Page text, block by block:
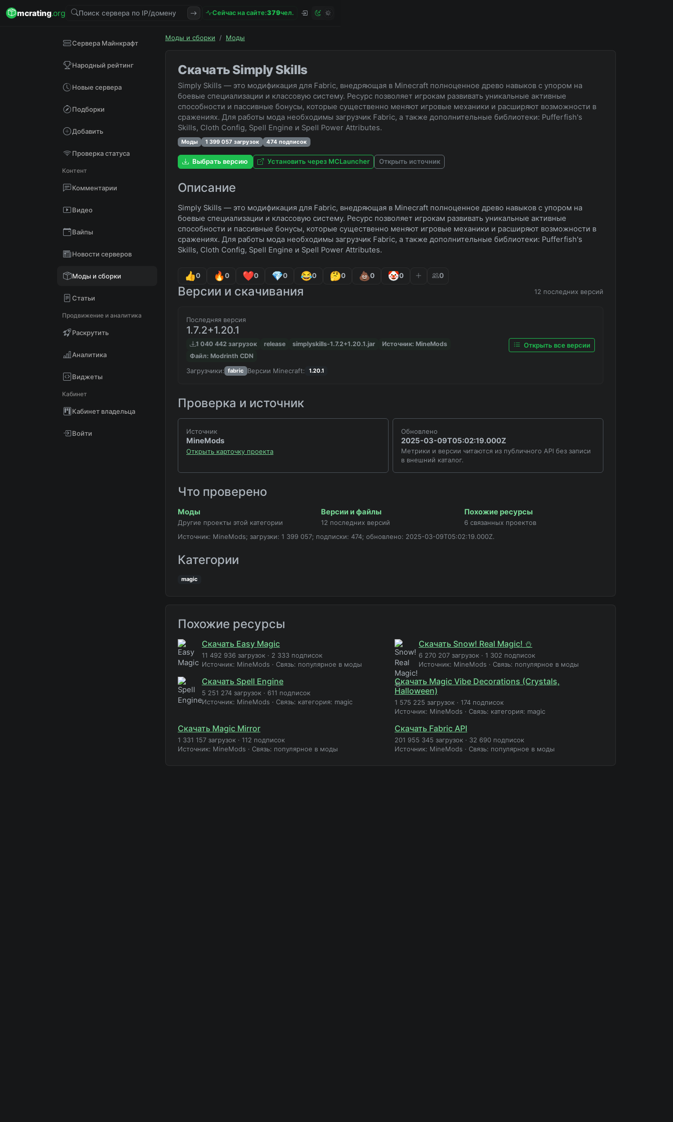
mcrating.org Сейчас на сайте:379чел.
Сервера Майнкрафт
Народный рейтинг
Новые сервера
Подборки
Добавить
Проверка статуса
Контент
Комментарии
Видео
Вайпы
Новости серверов
Моды и сборки
Статьи
Продвижение и аналитика
Раскрутить
Аналитика
Виджеты
Кабинет
Кабинет владельца
Войти
Моды и сборки / Моды
Скачать Simply Skills
Simply Skills — это модификация для Fabric, внедряющая в Minecraft полноценное древо навыков с упором на
боевые специализации и классовую систему. Ресурс позволяет игрокам развивать уникальные активные
способности и пассивные бонусы, которые существенно меняют игровые механики и расширяют возможности в
сражениях. Для работы мода необходимы загрузчик Fabric, а также дополнительные библиотеки: Pufferfish's
Skills, Cloth Config, Spell Engine и Spell Power Attributes.
Моды 1 399 057 загрузок 474 подписок
Выбрать версию Установить через MCLauncher Открыть источник
Описание
Simply Skills — это модификация для Fabric, внедряющая в Minecraft полноценное древо навыков с упором на
боевые специализации и классовую систему. Ресурс позволяет игрокам развивать уникальные активные
способности и пассивные бонусы, которые существенно меняют игровые механики и расширяют возможности в
сражениях. Для работы мода необходимы загрузчик Fabric, а также дополнительные библиотеки: Pufferfish's
Skills, Cloth Config, Spell Engine и Spell Power Attributes.
0 0 0 0 0 0 0 0 0
Версии и скачивания 12 последних версий
Последняя версия
1.7.2+1.20.1
1 040 442 загрузок release simplyskills-1.7.2+1.20.1.jar
Источник: MineMods
Файл: Modrinth CDN
Загрузчики: fabric Версии Minecraft: 1.20.1
Открыть все версии
Проверка и источник
Источник
MineMods
Открыть карточку проекта
Обновлено
2025-03-09T05:02:19.000Z
Метрики и версии читаются из публичного API без записи
в внешний каталог.
Что проверено
Моды
Другие проекты этой категории
Версии и файлы
12 последних версий
Похожие ресурсы
6 связанных проектов
Источник: MineMods; загрузки: 1 399 057; подписки: 474; обновлено: 2025-03-09T05:02:19.000Z.
Категории
magic
Похожие ресурсы
Скачать Easy Magic
11 492 936 загрузок · 2 333 подписок
Источник: MineMods · Связь: популярное в моды
Скачать Snow! Real Magic! ⛄
6 270 207 загрузок · 1 302 подписок
Источник: MineMods · Связь: популярное в моды
Скачать Spell Engine
5 251 274 загрузок · 611 подписок
Источник: MineMods · Связь: категория: magic
Скачать Magic Vibe Decorations (Crystals,
Halloween)
1 575 225 загрузок · 174 подписок
Источник: MineMods · Связь: категория: magic
Скачать Magic Mirror
1 331 157 загрузок · 112 подписок
Источник: MineMods · Связь: популярное в моды
Скачать Fabric API
201 955 345 загрузок · 32 690 подписок
Источник: MineMods · Связь: популярное в моды